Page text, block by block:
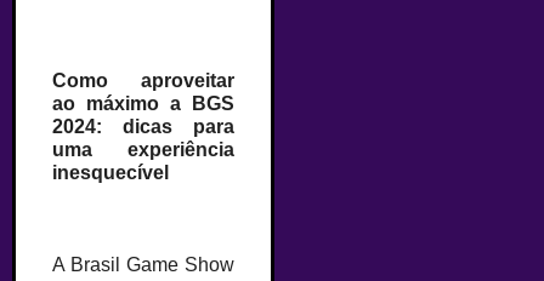
Como aproveitar
ao máximo a BGS
2024: dicas para
uma experiência
inesquecível
A Brasil Game Show